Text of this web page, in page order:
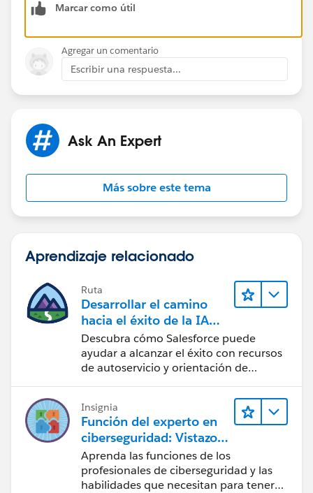
Marcar como útil
Agregar un comentario
Escribir una respuesta...
Ask An Expert
Más sobre este tema
Aprendizaje relacionado
Ruta
Desarrollar el camino
hacia el éxito de la IA
con Salesforce
Descubra cómo Salesforce puede
ayudar a alcanzar el éxito con recursos
de autoservicio y orientación de
Insignia
Función del experto en
ciberseguridad: Vistazo
rápido
Aprenda las funciones de los
profesionales de ciberseguridad y las
habilidades que necesitan para tener